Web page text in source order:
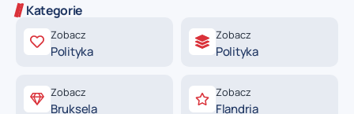
Kategorie
Zobacz
Polityka
Zobacz
Polityka
Zobacz
Bruksela
Zobacz
Flandria